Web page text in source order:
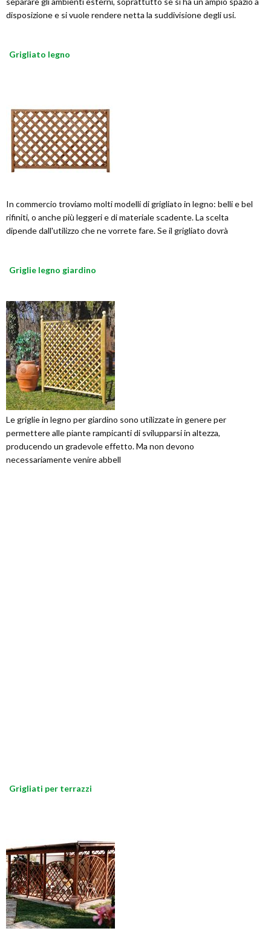
disposizione e si vuole rendere netta la suddivisione degli usi.
Grigliato legno
In commercio troviamo molti modelli di grigliato in legno: belli e bel
rifiniti, o anche più leggeri e di materiale scadente. La scelta
dipende dall'utilizzo che ne vorrete fare. Se il grigliato dovrà
Griglie legno giardino
Le griglie in legno per giardino sono utilizzate in genere per
permettere alle piante rampicanti di svilupparsi in altezza,
producendo un gradevole effetto. Ma non devono
necessariamente venire abbell
Grigliati per terrazzi